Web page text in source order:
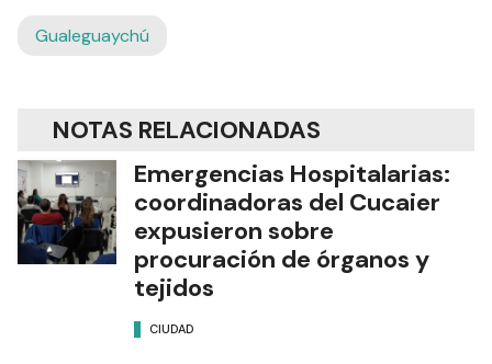
Gualeguaychú
NOTAS RELACIONADAS
Emergencias Hospitalarias:
coordinadoras del Cucaier
expusieron sobre
procuración de órganos y
tejidos
CIUDAD